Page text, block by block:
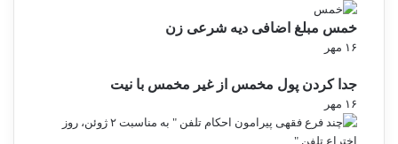
خمس مبلغ اضافی دیه شرعی زن
۱۶ مهر
جدا کردن پول مخمس از غیر مخمس با نیت
۱۶ مهر